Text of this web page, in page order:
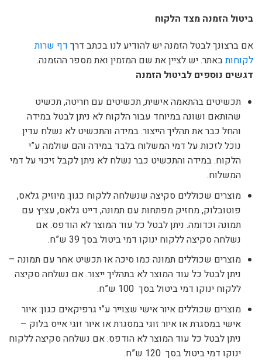
ביטול הזמנה מצד הלקוח
אם ברצונך לבטל הזמנה יש להודיע לנו בכתב דרך דף שרות
לקוחותבאתר. יש לציין את שם המזמין ואת מספר ההזמנה.
דגשים נוספים לביטול הזמנה
תכשיטים בהתאמה אישית, תכשיטים עם חריטה, תכשיט
שהותאם ושונה במיוחד עבור הלקוח לא ניתן לבטל במידה
והחל כבר את תהליך הייצור. במידה והתכשיט לא נשלח עדין
נוכל לזכות על דמי המשלוח בלבד במידה והם שולמה ע”י
הלקוח. במידה והתכשיט כבר נשלח לא ניתן לקבל זיכוי על דמי
המשלוח.
מוצרים שכוללים סקיצה שנשלחה ללקוח כגון: מיוזיק גלאס,
פוטובלוק, מחזיק מפתחות עם תמונה, דייט גלאס, עציץ עם
תמונה וכדומה. ניתן לבטל כל עוד המוצר לא הודפס. אם
נשלחה סקיצה ללקוח ינוקו דמי ביטול בסך 39 ש”ח.
מוצרים שכוללים תמונה כמו סיכה או תכשיט אחר עם תמונה –
ניתן לבטל כל עוד המוצר לא בתהליך ייצור. אם נשלחה סקיצה
ללקוח ינוקו דמי ביטול בסך 100 ש”ח.
מוצרים שכוללים איור אישי שצוייר ע”י גרפיקאים כגון: איור
אישי במסגרת או איור זוגי במסגרת או איור זוגי אייס בלוק –
ניתן לבטל כל עוד המוצר לא הודפס. אם נשלחה סקיצה ללקוח
ינוקו דמי ביטול בסך 120 ש”ח.